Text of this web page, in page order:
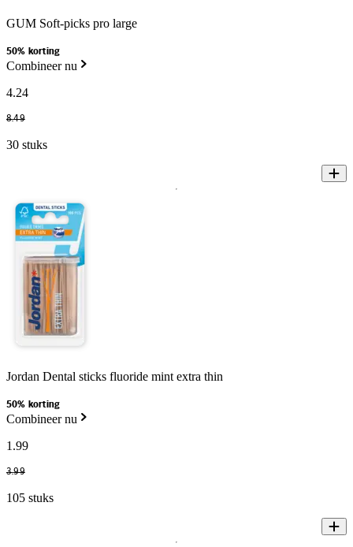
GUM Soft-picks pro large
50% korting
Combineer nu
4.24
8.49
30 stuks
Jordan Dental sticks fluoride mint extra thin
50% korting
Combineer nu
1 .99
3.99
105 stuks